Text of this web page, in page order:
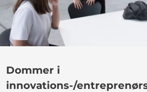
Dommer i
innovations-/